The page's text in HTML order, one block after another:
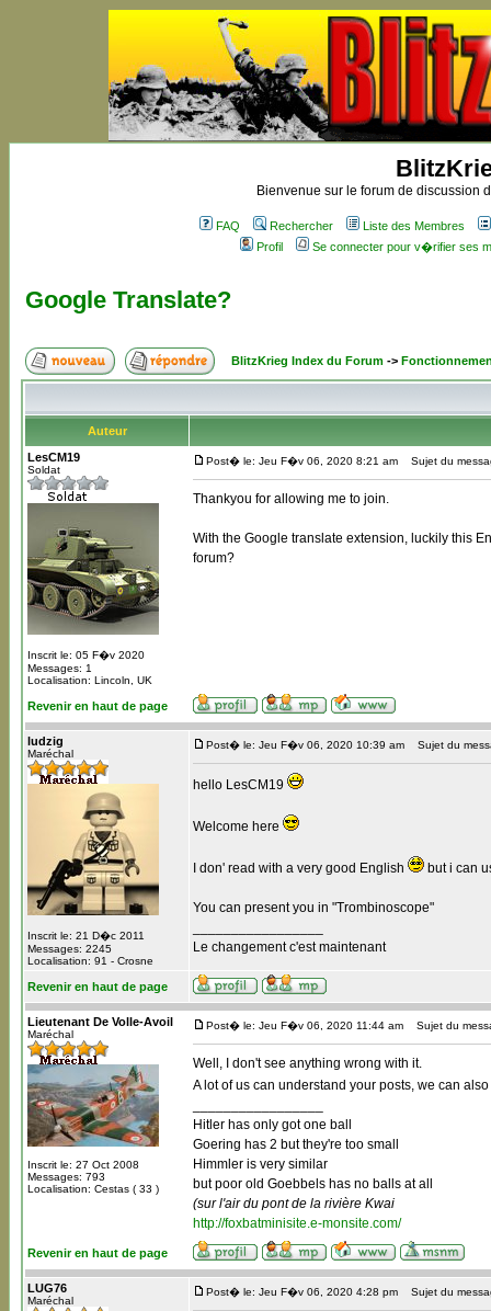
Bienvenue sur le forum de discussion
FAQ Rechercher
Liste des Membres
Profil
Se connecter pour v�rifier ses
Google Translate?
BlitzKrieg Index du Forum ->
Auteur
LesCM19
Soldat
Inscrit le: 05 F�v 2020
Messages: 1
Localisation: Lincoln, UK
Post� le: Jeu F�v 06, 2020 8:21 am Sujet du
Thankyou for allowing me to join.
With the Google translate extension, luckily this
forum?
Revenir en haut de page
ludzig
Maréchal
Inscrit le: 21 D�c 2011
Messages: 2245
Localisation: 91 - Crosne
Post� le: Jeu F�v 06, 2020 10:39 am Sujet du
hello LesCM19
Welcome here
I don' read with a very good English but i can
You can present you in "Trombinoscope"
Le changement c'est maintenant
Revenir en haut de page
Lieutenant De Volle-Avoil
Maréchal
Inscrit le: 27 Oct 2008
Messages: 793
Localisation: Cestas ( 33 )
Post� le: Jeu F�v 06, 2020 11:44 am Sujet du
Well, I don't see anything wrong with it.
A lot of us can understand your posts, we can
Hitler has only got one ball
Goering has 2 but they're too small
Himmler is very similar
but poor old Goebbels has no balls at all
(sur l'air du pont de la rivière Kwai
http://foxbatminisite.e-monsite.com/
Revenir en haut de page
LUG76
Maréchal
Post� le: Jeu F�v 06, 2020 4:28 pm Sujet du